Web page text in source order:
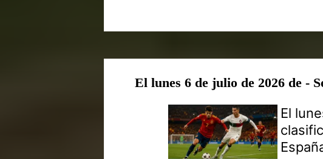
El lunes 6 de julio de 2026 de -
El